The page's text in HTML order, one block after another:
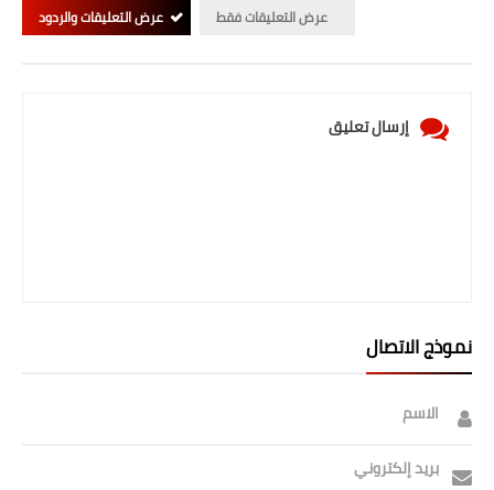
عرض التعليقات فقط
عرض التعليقات والردود
إرسال تعليق
نموذج الاتصال
الاسم
بريد إلكتروني